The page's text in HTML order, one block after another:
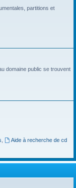
partitions et
domaine public se trouvent
Aide à recherche de cd